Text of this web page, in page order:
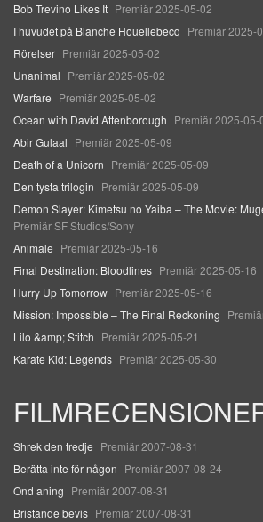
Bob Trevino Likes It Premiär 2025-05-02
I huvudet på Blanche Houellebecq Premiär 2025-
Rörelser Premiär 2025-05-02
Unanimal Premiär 2025-05-02
Warfare Premiär 2025-05-02
Ocean with David Attenborough Premiär 2025-05-
Abir Gulaal Premiär 2025-05-09
Death of a Unicorn Premiär 2025-05-09
Den tysta trilogin Premiär 2025-05-09
Demon Slayer: Kimetsu no Yaiba – The Movie:
Premiär SF Studios/Sony
Animale Premiär 2025-05-16
Final Destination: Bloodlines Premiär 2025-05-16
Hurry Up Tomorrow Premiär 2025-05-16
Mission: Impossible – The Final Reckoning
Lilo &amp; Stitch Premiär 2025-05-21
Karate Kid: Legends Premiär 2025-05-30
Shrek den tredje Premiär 2007-08-31
Berätta inte för någon Premiär 2007-08-24
Ond aning Premiär 2007-08-31
Bristande bevis Premiär 2007-08-31